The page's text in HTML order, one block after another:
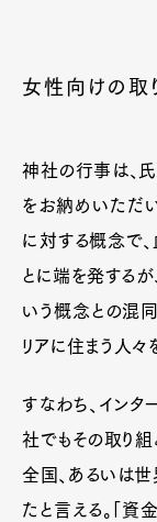
女性向けの取
神社の行事は、
をお納めいただ
に対する概念で
とに端を発するが
いう概念との混
リアに住まう人々
すなわち、インタ
社でもその取り組
全国、あるいは
たと言える。「資